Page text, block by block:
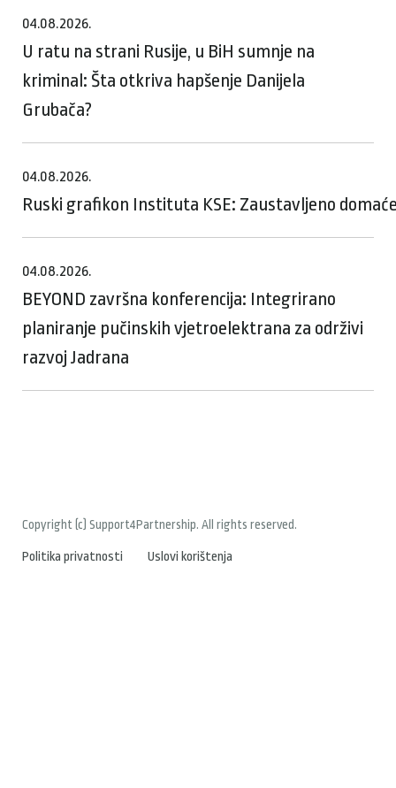
04.08.2026.
U ratu na strani Rusije, u BiH sumnje na
kriminal: Šta otkriva hapšenje Danijela
Grubača?
04.08.2026.
Ruski grafikon Instituta KSE: Zaustavljeno
04.08.2026.
BEYOND završna konferencija: Integrirano
planiranje pučinskih vjetroelektrana za održivi
razvoj Jadrana
Copyright (c) Support4Partnership. All rights reserved.
Politika privatnosti Uslovi korištenja